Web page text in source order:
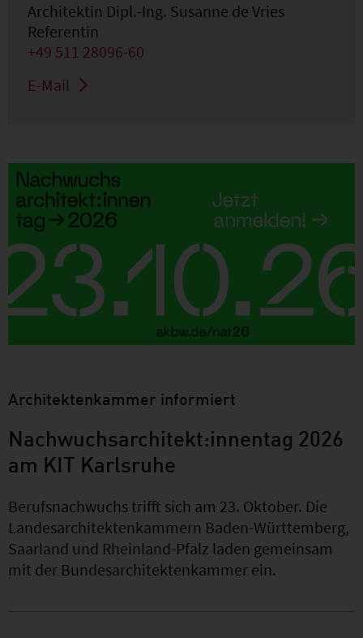
Architektin Dipl.-Ing. Susanne de Vries
Referentin
+49 511 28096-60
E-Mail
Architektenkammer informiert
Nachwuchsarchitekt:innentag 2026
am KIT Karlsruhe
Berufsnachwuchs trifft sich am 23. Oktober. Die
Landesarchitektenkammern Baden-Württemberg,
Saarland und Rheinland-Pfalz laden gemeinsam
mit der Bundesarchitektenkammer ein.